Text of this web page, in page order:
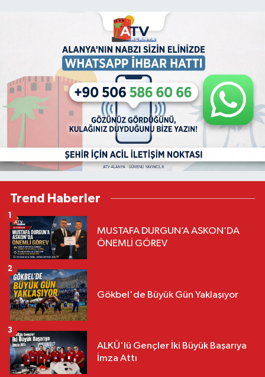
Trend Haberler
MUSTAFA DURGUN’A ASKON’DA
ÖNEMLİ GÖREV
1
Gökbel'de Büyük Gün Yaklaşıyor
2
ALKÜ'lü Gençler İki Büyük Başarıya
İmza Attı
3